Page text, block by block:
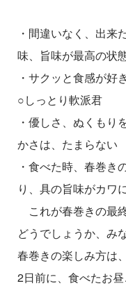
・間違いなく、出来
味、旨味が最高の状
・サクッと食感が好き
○しっとり軟派君
・優しさ、ぬくもり
かさは、たまらない
・食べた時、春巻き
り、具の旨味がカワ
これが春巻きの最
どうでしょうか、み
春巻きの楽しみ方は
2日前に、食べたお